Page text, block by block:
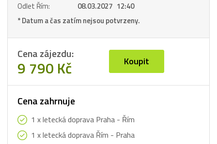
Odlet Řím:
08.03.2027 12:40
* Datum a čas zatím nejsou potvrzeny.
Cena zájezdu:
9 790 Kč Koupit
Cena zahrnuje
1 x letecká doprava Praha - Řím
1 x letecká doprava Řím - Praha